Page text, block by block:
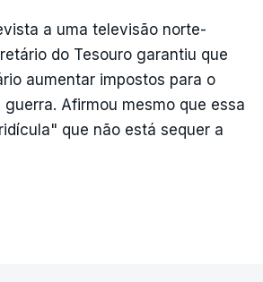
a uma televisão norte-
do Tesouro garantiu que
aumentar impostos para o
Afirmou mesmo que essa
que não está sequer a